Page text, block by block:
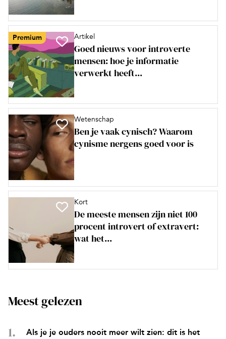
Premium Artikel
Goed nieuws voor introverte
mensen: hoe je informatie
verwerkt heeft...
Wetenschap
Ben je vaak cynisch? Waarom
cynisme nergens goed voor is
Kort
De meeste mensen zijn niet 100
procent introvert of extravert:
wat het...
Meest gelezen
Als je je ouders nooit meer wilt zien: dit is het